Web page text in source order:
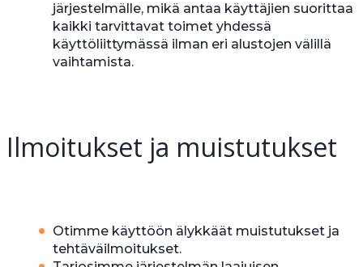
järjestelmälle, mikä antaa käyttäjien suorittaa
kaikki tarvittavat toimet yhdessä
käyttöliittymässä ilman eri alustojen välillä
vaihtamista.
Ilmoitukset ja muistutukset
Otimme käyttöön älykkäät muistutukset ja
tehtäväilmoitukset.